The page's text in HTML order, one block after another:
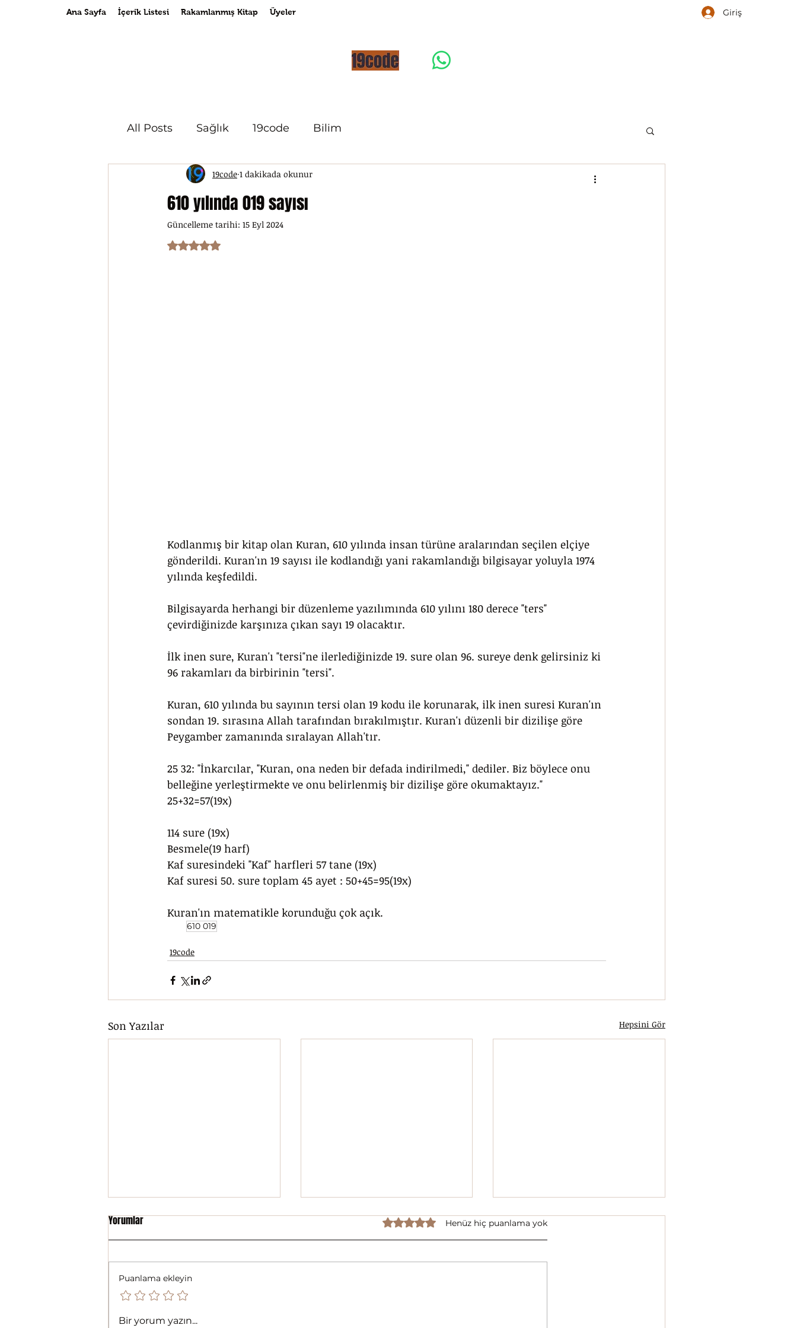
Ana Sayfa İçerik Listesi Rakamlanmış Kitap Üyeler Giriş
All Posts Sağlık 19code Bilim
610 yılında 019 sayısı
19code 1 dakikada okunur
Güncelleme tarihi: 15 Eyl 2024
5 üzerinden NaN yıldız
Kodlanmış bir kitap olan Kuran, 610 yılında insan türüne aralarından seçilen elçiye
gönderildi. Kuran'ın 19 sayısı ile kodlandığı yani rakamlandığı bilgisayar yoluyla 1974
yılında keşfedildi.
Bilgisayarda herhangi bir düzenleme yazılımında 610 yılını 180 derece "ters"
çevirdiğinizde karşınıza çıkan sayı 19 olacaktır.
İlk inen sure, Kuran'ı "tersi"ne ilerlediğinizde 19. sure olan 96. sureye denk gelirsiniz ki
96 rakamları da birbirinin "tersi".
Kuran, 610 yılında bu sayının tersi olan 19 kodu ile korunarak, ilk inen suresi Kuran'ın
sondan 19. sırasına Allah tarafından bırakılmıştır. Kuran'ı düzenli bir dizilişe göre
Peygamber zamanında sıralayan Allah'tır.
25 32: "İnkarcılar, "Kuran, ona neden bir defada indirilmedi," dediler. Biz böylece onu
belleğine yerleştirmekte ve onu belirlenmiş bir dizilişe göre okumaktayız."
25+32=57(19x)
114 sure (19x)
Besmele(19 harf)
Kaf suresindeki "Kaf" harfleri 57 tane (19x)
Kaf suresi 50. sure toplam 45 ayet : 50+45=95(19x)
Kuran'ın matematikle korunduğu çok açık.
610 019
19code
Son Yazılar Hepsini Gör
Yorumlar 5 üzerinden 0 yıldızHenüz hiç puanlama yok
Puanlama ekleyin
Bir yorum yazın...